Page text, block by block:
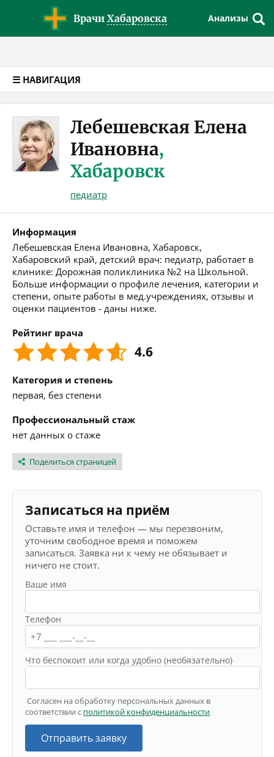
Врачи Хабаровска Анализы
☰ НАВИГАЦИЯ
Лебешевская Елена
Ивановна,
Хабаровск
педиатр
Информация
Лебешевская Елена Ивановна, Хабаровск,
Хабаровский край, детский врач: педиатр, работает в
клинике: Дорожная поликлиника №2 на Школьной.
Больше информации о профиле лечения, категории и
степени, опыте работы в мед.учреждениях, отзывы и
оценки пациентов - даны ниже.
Рейтинг врача
4.6
Категория и степень
первая, без степени
Профессиональный стаж
нет данных о стаже
Поделиться страницей
Записаться на приём
Оставьте имя и телефон — мы перезвоним,
уточним свободное время и поможем
записаться. Заявка ни к чему не обязывает и
ничего не стоит.
Ваше имя
Телефон
Что беспокоит или когда удобно (необязательно)
Согласен на обработку персональных данных в
соответствии с политикой конфиденциальности
Отправить заявку